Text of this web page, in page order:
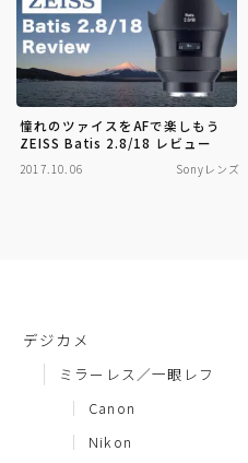
憧れのツァイスをAFで楽しもう
ZEISS Batis 2.8/18 レビュー
2017.10.06 Sonyレンズ
デジカメ
ミラーレス／一眼レフ
Canon
Nikon